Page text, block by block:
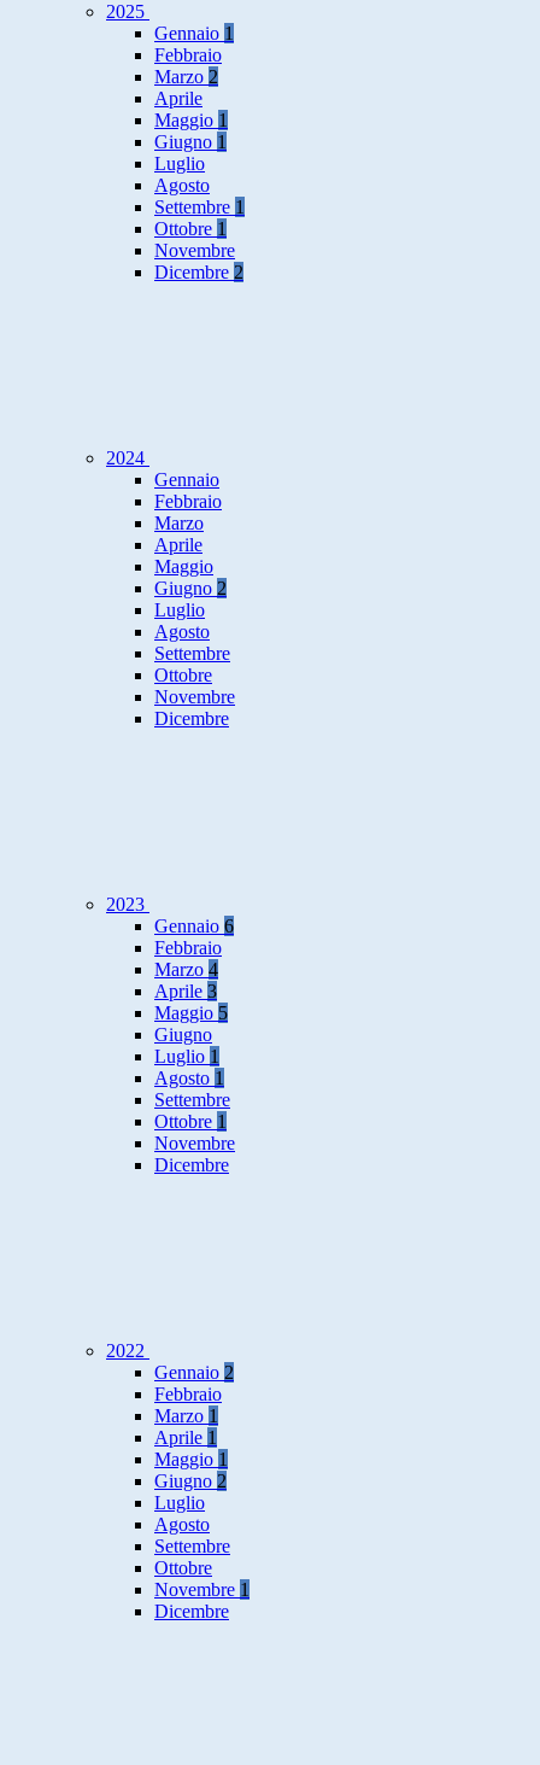
2025
Gennaio 1
Febbraio
Marzo 2
Aprile
Maggio 1
Giugno 1
Luglio
Agosto
Settembre 1
Ottobre 1
Novembre
Dicembre 2
2024
Gennaio
Febbraio
Marzo
Aprile
Maggio
Giugno 2
Luglio
Agosto
Settembre
Ottobre
Novembre
Dicembre
2023
Gennaio 6
Febbraio
Marzo 4
Aprile 3
Maggio 5
Giugno
Luglio 1
Agosto 1
Settembre
Ottobre 1
Novembre
Dicembre
2022
Gennaio 2
Febbraio
Marzo 1
Aprile 1
Maggio 1
Giugno 2
Luglio
Agosto
Settembre
Ottobre
Novembre 1
Dicembre